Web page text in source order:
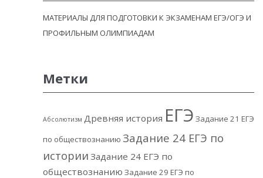
МАТЕРИАЛЫ ДЛЯ ПОДГОТОВКИ К ЭКЗАМЕНАМ ЕГЭ/ОГЭ И
ПРОФИЛЬНЫМ ОЛИМПИАДАМ
Метки
Абсолютизм Древняя история ЕГЭ Задание 21 ЕГЭ
по обществознанию Задание 24 ЕГЭ по
истории Задание 24 ЕГЭ по
обществознанию Задание 29 ЕГЭ по